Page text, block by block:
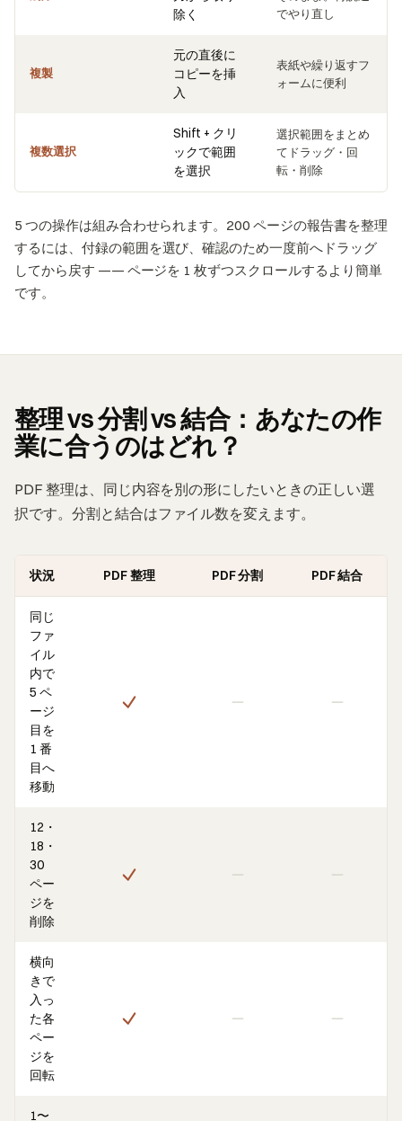
除く
でやり直し
複製
元の直後に
コピーを挿
入
表紙や繰り返すフ
ォームに便利
複数選択
Shift + クリ
ックで範囲
を選択
選択範囲をまとめ
てドラッグ・回
転・削除
5 つの操作は組み合わせられます。200 ページの報告書を整理
するには、付録の範囲を選び、確認のため一度前へドラッグ
してから戻す —— ページを 1 枚ずつスクロールするより簡単
です。
整理 vs 分割 vs 結合：あなたの作
業に合うのはどれ？
PDF 整理は、同じ内容を別の形にしたいときの正しい選
択です。分割と結合はファイル数を変えます。
状況 PDF 整理 PDF 分割 PDF 結合
同じ
ファ
イル
内で
5 ペ
ージ
目を
1 番
目へ
移動
12・
18・
30
ペー
ジを
削除
横向
きで
入っ
た各
ペー
ジを
回転
1〜